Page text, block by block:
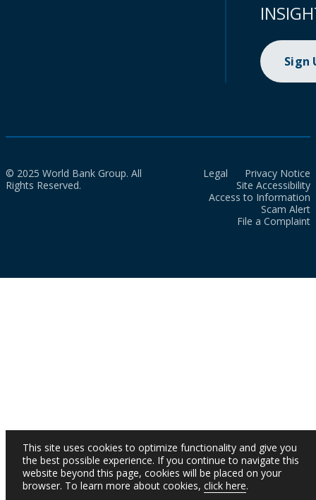
Sign
© 2025 World Bank Group. All
Rights Reserved.
Legal
Privacy Notice
Site Accessibility
Access to Information
Scam Alert
File a Complaint
This site uses cookies to optimize functionality and give you
the best possible experience. If you continue to navigate this
website beyond this page, cookies will be placed on your
browser. To learn more about cookies, click here.